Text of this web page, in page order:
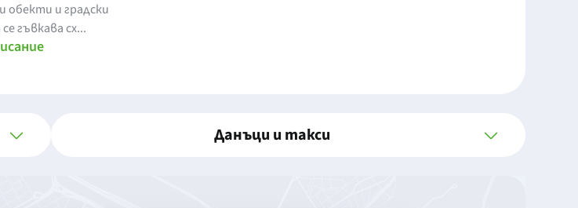
обекти и градски
гъвкава сх...
Данъци и такси